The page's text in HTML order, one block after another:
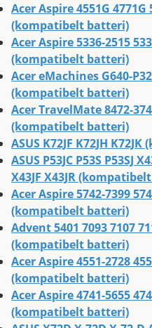
Acer Aspire 4551G 4771G
(kompatibelt batteri)
Acer Aspire 5336-2515
(kompatibelt batteri)
Acer eMachines G640-
(kompatibelt batteri)
Acer TravelMate 8472-
(kompatibelt batteri)
ASUS K72JF K72JH
ASUS P53JC P53S P53SJ
X43JF X43JR
Acer Aspire 5742-7399
(kompatibelt batteri)
Advent 5401 7093 7107
(kompatibelt batteri)
Acer Aspire 4551-2728
(kompatibelt batteri)
Acer Aspire 4741-5655
(kompatibelt batteri)